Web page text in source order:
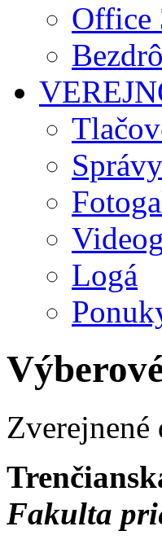
Office
Logá
Zverejnené
Fakulta